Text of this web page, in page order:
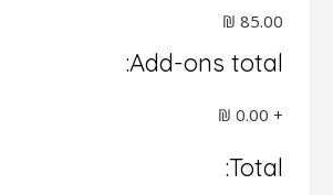
Add-ons total:
+
Total: